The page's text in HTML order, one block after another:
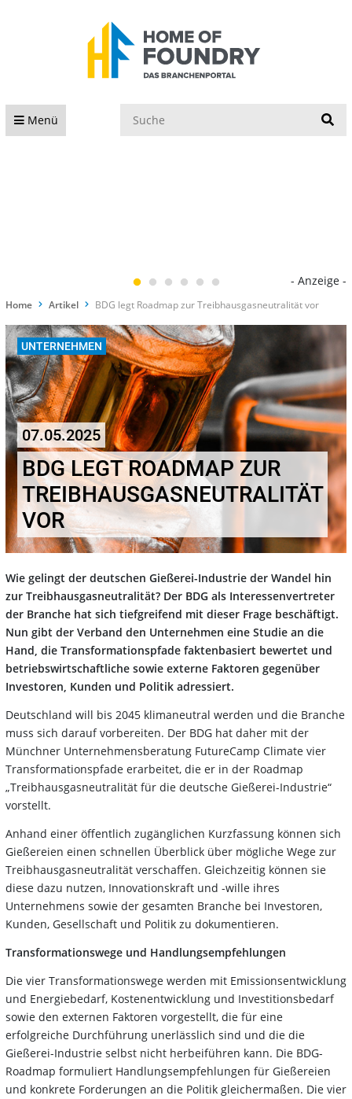
Menü
- Anzeige -
Home Artikel BDG legt Roadmap zur Treibhausgasneutralität vor
UNTERNEHMEN
07.05.2025
BDG LEGT ROADMAP ZUR
TREIBHAUSGASNEUTRALITÄT
VOR
Wie gelingt der deutschen Gießerei-Industrie der Wandel hin
zur Treibhausgasneutralität? Der BDG als Interessenvertreter
der Branche hat sich tiefgreifend mit dieser Frage beschäftigt.
Nun gibt der Verband den Unternehmen eine Studie an die
Hand, die Transformationspfade faktenbasiert bewertet und
betriebswirtschaftliche sowie externe Faktoren gegenüber
Investoren, Kunden und Politik adressiert.
Deutschland will bis 2045 klimaneutral werden und die Branche
muss sich darauf vorbereiten. Der BDG hat daher mit der
Münchner Unternehmensberatung FutureCamp Climate vier
Transformationspfade erarbeitet, die er in der Roadmap
„Treibhausgasneutralität für die deutsche Gießerei-Industrie“
vorstellt.
Anhand einer öffentlich zugänglichen Kurzfassung können sich
Gießereien einen schnellen Überblick über mögliche Wege zur
Treibhausgasneutralität verschaffen. Gleichzeitig können sie
diese dazu nutzen, Innovationskraft und -wille ihres
Unternehmens sowie der gesamten Branche bei Investoren,
Kunden, Gesellschaft und Politik zu dokumentieren.
Transformationswege und Handlungsempfehlungen
Die vier Transformationswege werden mit Emissionsentwicklung
und Energiebedarf, Kostenentwicklung und Investitionsbedarf
sowie den externen Faktoren vorgestellt, die für eine
erfolgreiche Durchführung unerlässlich sind und die die
Gießerei-Industrie selbst nicht herbeiführen kann. Die BDG-
Roadmap formuliert Handlungsempfehlungen für Gießereien
und konkrete Forderungen an die Politik gleichermaßen. Die vier